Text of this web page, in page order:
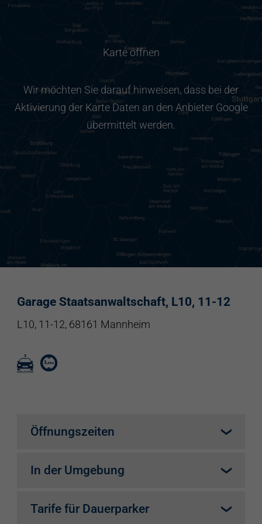
Karte öffnen
Wir möchten Sie darauf hinweisen, dass bei der
Aktivierung der Karte Daten an den Anbieter Google
übermittelt werden.
Garage Staatsanwaltschaft, L10, 11-12
L10, 11-12, 68161 Mannheim
Öffnungszeiten
In der Umgebung
Tarife für Dauerparker